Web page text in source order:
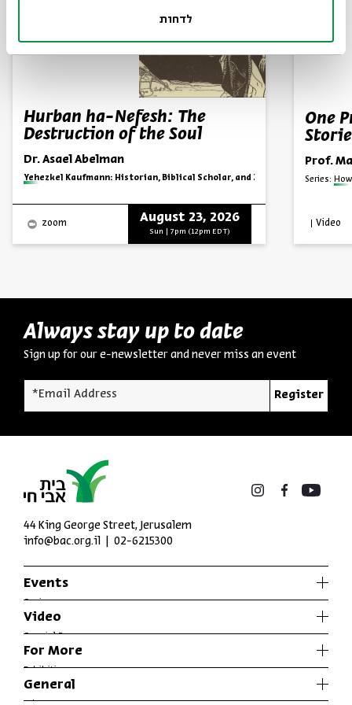
לדחות
Hurban ha-Nefesh: The
Destruction of the Soul
Dr. Asael Abelman
Series:
Yehezkel Kaufmann: Historian, Biblical Scholar, and Zionist Thinker
zoom August 23, 2026
Sun | 7pm (12pm EDT)
One
Prof.
Series:
Video
Always stay up to date
Sign up for our e-newsletter and never miss an event
*Email Address Register
Events
Series
Past Programs
Video
Special Programs
Music
For More
Exhibitions
Articles
General
44 King George Street, Jerusalem
info@bac.org.il
02-6215300